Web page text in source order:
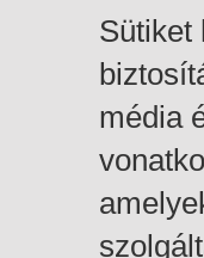
Sütiket
média